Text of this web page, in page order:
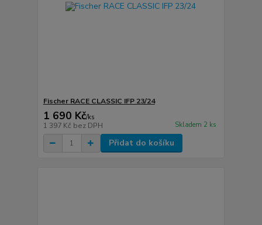
Fischer RACE CLASSIC IFP 23/24
1 690 Kč/ks
1 397 Kč bez DPH Skladem 2 ks
Přidat do košíku